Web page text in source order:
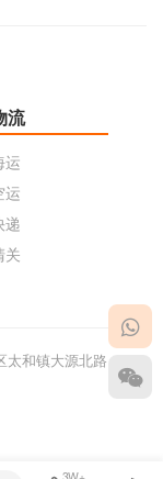
流
运
运
递
关
太和镇大源北路